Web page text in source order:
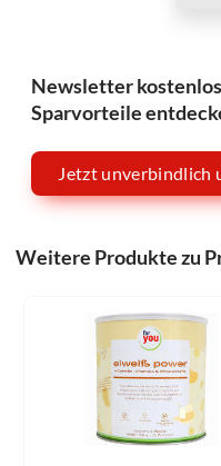
Newsletter
Sparvorteile
Jetzt unverbindlich
Weitere Produkte zu